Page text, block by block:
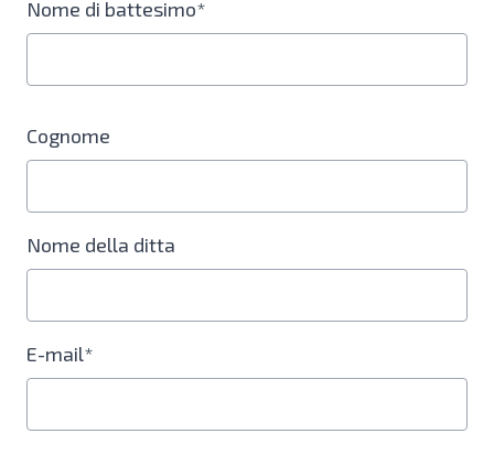
Nome di battesimo*
Cognome
Nome della ditta
E-mail*